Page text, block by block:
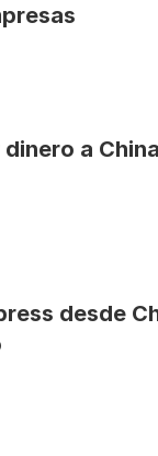
a
desde